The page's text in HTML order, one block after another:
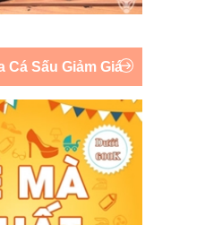
Cá Sấu Giảm Giá